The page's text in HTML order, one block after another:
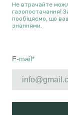
Не втрачайте
газопостачання!
пообіцяємо, що
знаннями.
E-mail*